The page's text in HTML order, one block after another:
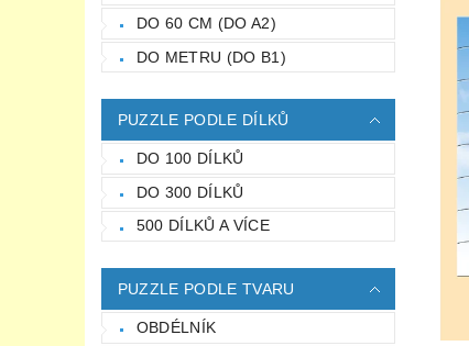
DO 60 CM (DO A2)
DO METRU (DO B1)
PUZZLE PODLE DÍLKŮ
DO 100 DÍLKŮ
DO 300 DÍLKŮ
500 DÍLKŮ A VÍCE
PUZZLE PODLE TVARU
OBDÉLNÍK